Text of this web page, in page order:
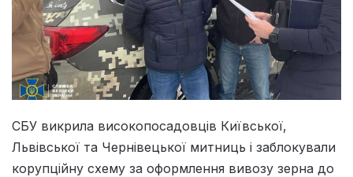
СБУ викрила високопосадовців Київської,
Львівської та Чернівецької митниць і заблокували
корупційну схему за оформлення вивозу зерна до